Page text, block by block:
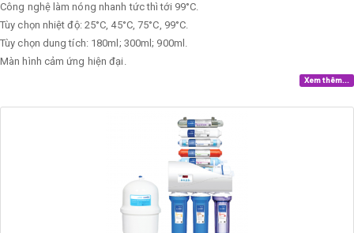
Công nghệ làm nóng nhanh tức thì tới 99°C.
Tùy chọn nhiệt độ: 25°C, 45°C, 75°C, 99°C.
Tùy chọn dung tích: 180ml; 300ml; 900ml.
Màn hình cảm ứng hiện đại.
Xem thêm...